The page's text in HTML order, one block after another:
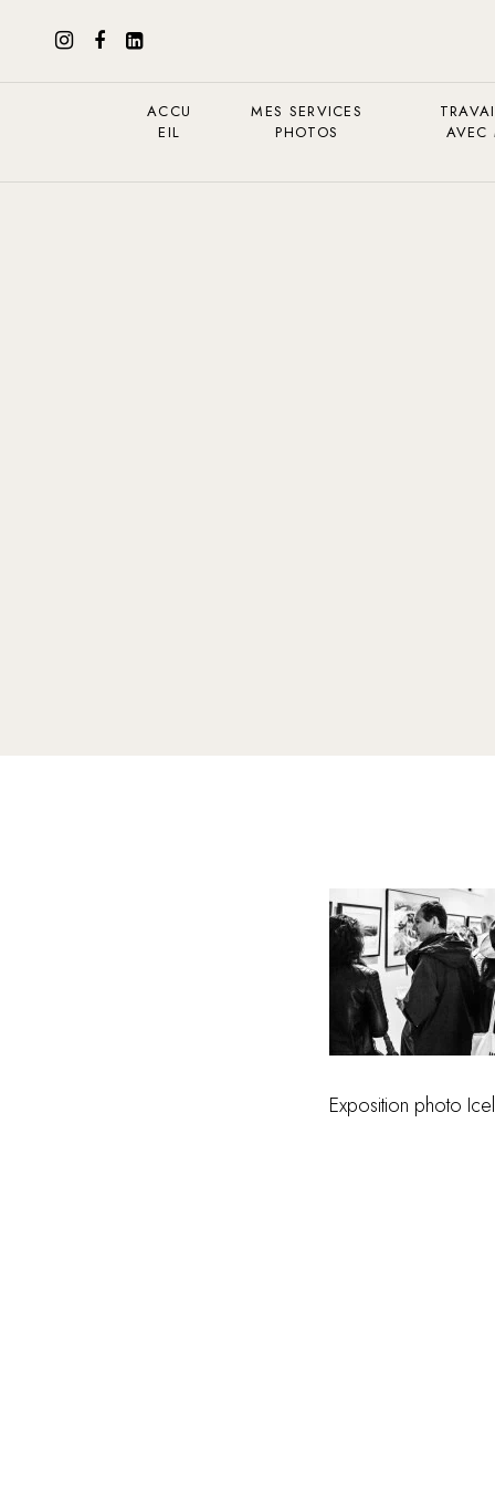
ACCU
EIL
MES SERVICES
PHOTOS
AVEC
Exposition photo